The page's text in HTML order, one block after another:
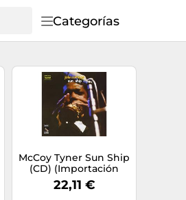
Categorías
McCoy Tyner Sun Ship
(CD) (Importación
USA)
22,11 €